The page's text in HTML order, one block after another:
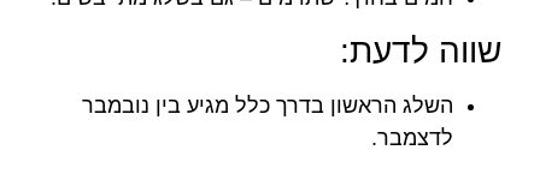
שווה לדעת:
השלג הראשון בדרך כלל מגיע בין נובמבר
לדצמבר.